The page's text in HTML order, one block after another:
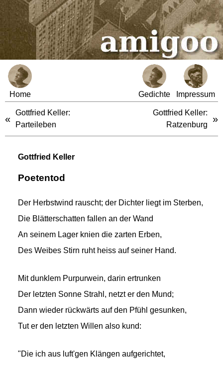
Home Gedichte Impressum
«
Gottfried Keller:
Parteileben
Gottfried Keller:
Ratzenburg
»
Gottfried Keller
Poetentod
Der Herbstwind rauscht; der Dichter liegt im Sterben,
Die Blätterschatten fallen an der Wand
An seinem Lager knien die zarten Erben,
Des Weibes Stirn ruht heiss auf seiner Hand.
Mit dunklem Purpurwein, darin ertrunken
Der letzten Sonne Strahl, netzt er den Mund;
Dann wieder rückwärts auf den Pfühl gesunken,
Tut er den letzten Willen also kund:
"Die ich aus luft'gen Klängen aufgerichtet,